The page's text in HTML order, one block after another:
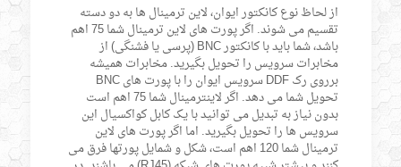
از لحاظ نوع کانکتور ایوان، لاین ترمینال ها به دو دسته
تقسیم می شوند. اگر پورت های لاین ترمینال شما 75 اهم
باشد، شما باید با کانکتور BNC (پرسی یا فشنگی) از
مخابرات سرویس را تحویل بگیرید. مخابرات همیشه
برروی رک DDF سرویس ایوان را با پورت های BNC
تحویل شما می دهد. اگر لاینترمینال شما 75 اهم است
بدون نیاز به تبدیل می توانید با یک کابل کواکسیال این
سرویس ها را تحویل بگیرید. اما اگر پورت های لاین
ترمینال شما 120 اهم است، شکل و شمایل پورتها فرق می